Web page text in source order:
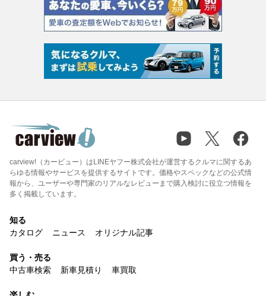
carview!（カービュー）はLINEヤフー株式会社が運営するクルマに関するあ
らゆる情報やサービスを提供するサイトです。価格やスペックなどの公式情
報から、ユーザーや専門家のリアルなレビューまで購入検討に役立つ情報を
多く掲載しています。
知る
カタログ
ニュース オリジナル記事
買う・売る
中古車検索
新車見積り 車買取